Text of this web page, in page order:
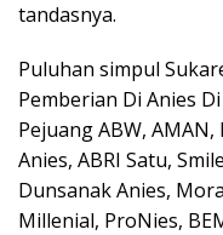
tandasnya.
Puluhan simpul
Pemberian Di Anies
Pejuang ABW, AMAN,
Anies, ABRI Satu,
Dunsanak Anies,
Millenial, ProNies,